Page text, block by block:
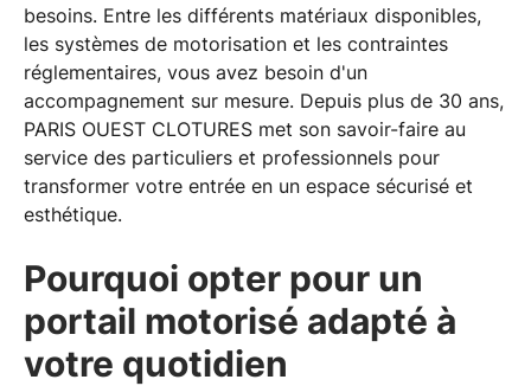
besoins. Entre les différents matériaux disponibles,
les systèmes de motorisation et les contraintes
réglementaires, vous avez besoin d'un
accompagnement sur mesure. Depuis plus de 30 ans,
PARIS OUEST CLOTURES met son savoir-faire au
service des particuliers et professionnels pour
transformer votre entrée en un espace sécurisé et
esthétique.
Pourquoi opter pour un
portail motorisé adapté à
votre quotidien